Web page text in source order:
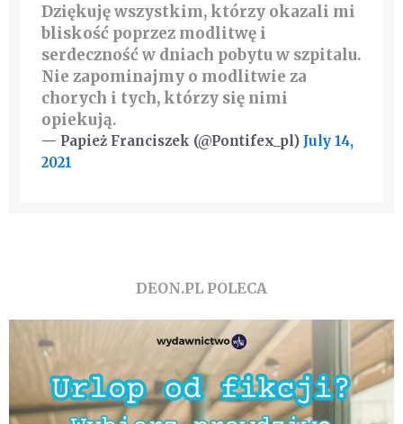
Dziękuję wszystkim, którzy okazali mi
bliskość poprzez modlitwę i
serdeczność w dniach pobytu w szpitalu.
Nie zapominajmy o modlitwie za
chorych i tych, którzy się nimi
opiekują.
— Papież Franciszek (@Pontifex_pl) July 14,
2021
DEON.PL POLECA